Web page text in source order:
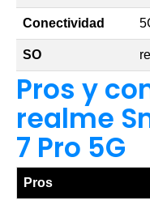
Conectividad
SO
Pros y
realme
7 Pro 5G
Pros